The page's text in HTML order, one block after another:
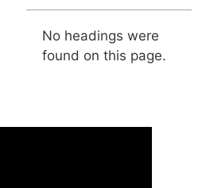
No headings were
found on this page.